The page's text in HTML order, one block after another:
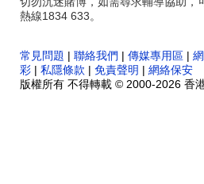
熱線1834 633。
常見問題 | 聯絡我們 | 傳媒專用區 |
彩 | 私隱條款 | 免責聲明 | 網絡保安
版權所有 不得轉載 © 2000-2026 香